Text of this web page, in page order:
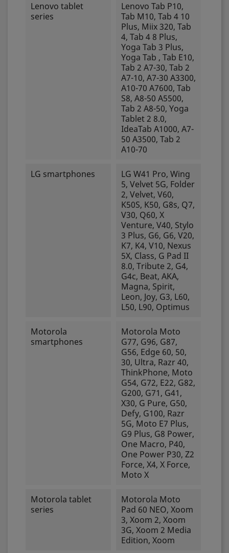
Lenovo tablet
series
Lenovo Tab P10,
Tab M10, Tab 4 10
Plus, Miix 320, Tab
4, Tab 4 8 Plus,
Yoga Tab 3 Plus,
Yoga Tab , Tab E10,
Tab 2 A7-30, Tab 2
A7-10, A7-30 A3300,
A10-70 A7600, Tab
S8, A8-50 A5500,
Tab 2 A8-50, Yoga
Tablet 2 8.0,
IdeaTab A1000, A7-
50 A3500, Tab 2
A10-70
LG smartphones
LG W41 Pro, Wing
5, Velvet 5G, Folder
2, Velvet, V60,
K50S, K50, G8s, Q7,
V30, Q60, X
Venture, V40, Stylo
3 Plus, G6, G6, V20,
K7, K4, V10, Nexus
5X, Class, G Pad II
8.0, Tribute 2, G4,
G4c, Beat, AKA,
Magna, Spirit,
Leon, Joy, G3, L60,
L50, L90, Optimus
Motorola
smartphones
Motorola Moto
G77, G96, G87,
G56, Edge 60, 50,
30, Ultra, Razr 40,
ThinkPhone, Moto
G54, G72, E22, G82,
G200, G71, G41,
X30, G Pure, G50,
Defy, G100, Razr
5G, Moto E7 Plus,
G9 Plus, G8 Power,
One Macro, P40,
One Power P30, Z2
Force, X4, X Force,
Moto X
Motorola tablet
series
Motorola Moto
Pad 60 NEO, Xoom
3, Xoom 2, Xoom
3G, Xoom 2 Media
Edition, Xoom